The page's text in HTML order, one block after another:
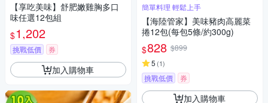
【享吃美味】舒肥嫩雞胸多口
味任選12包組
$1,202
挑戰低價 券
加入購物車
簡單料理 輕鬆上手
【海陸管家】美味豬肉高麗菜
捲12包(每包5條/約300g)
$828 $899
5 (1)
挑戰低價 券
加入購物車